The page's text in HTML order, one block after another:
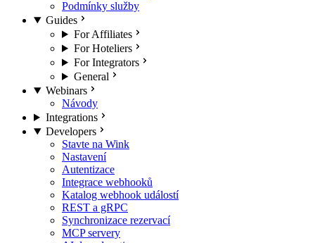
Podmínky služby
Guides
For Affiliates
For Hoteliers
For Integrators
General
Webinars
Návody
Integrations
Developers
Stavte na Wink
Nastavení
Autentizace
Integrace webhooků
Katalog webhook událostí
REST a gRPC
Synchronizace rezervací
MCP servery